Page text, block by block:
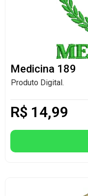
Medicina 189
Produto Digital.
R$ 14,99